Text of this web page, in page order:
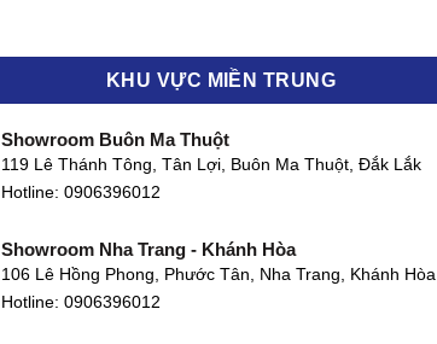
KHU VỰC MIỀN TRUNG
Showroom Buôn Ma Thuột
119 Lê Thánh Tông, Tân Lợi, Buôn Ma Thuột, Đắk Lắk
Hotline:0906396012
Showroom Nha Trang - Khánh Hòa
106 Lê Hồng Phong, Phước Tân, Nha Trang, Khánh Hòa
Hotline:0906396012